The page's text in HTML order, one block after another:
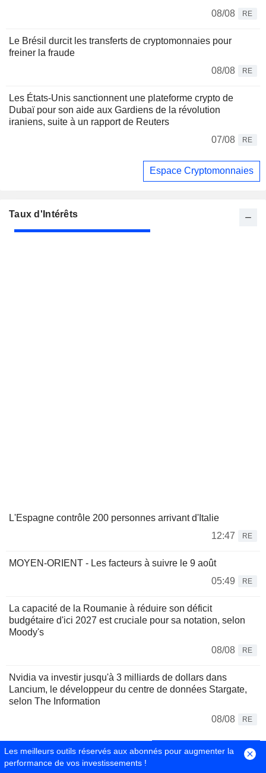
08/08
RE
Le Brésil durcit les transferts de cryptomonnaies pour
freiner la fraude
08/08
RE
Les États-Unis sanctionnent une plateforme crypto de
Dubaï pour son aide aux Gardiens de la révolution
iraniens, suite à un rapport de Reuters
07/08
RE
Espace Cryptomonnaies
Taux d'Intérêts
L'Espagne contrôle 200 personnes arrivant d'Italie
12:47
RE
MOYEN-ORIENT - Les facteurs à suivre le 9 août
05:49
RE
La capacité de la Roumanie à réduire son déficit
budgétaire d'ici 2027 est cruciale pour sa notation, selon
Moody's
08/08
RE
Nvidia va investir jusqu'à 3 milliards de dollars dans
Lancium, le développeur du centre de données Stargate,
selon The Information
08/08
RE
Espace Taux d'intérêts
Les meilleurs outils réservés aux abonnés pour augmenter la
performance de vos investissements !